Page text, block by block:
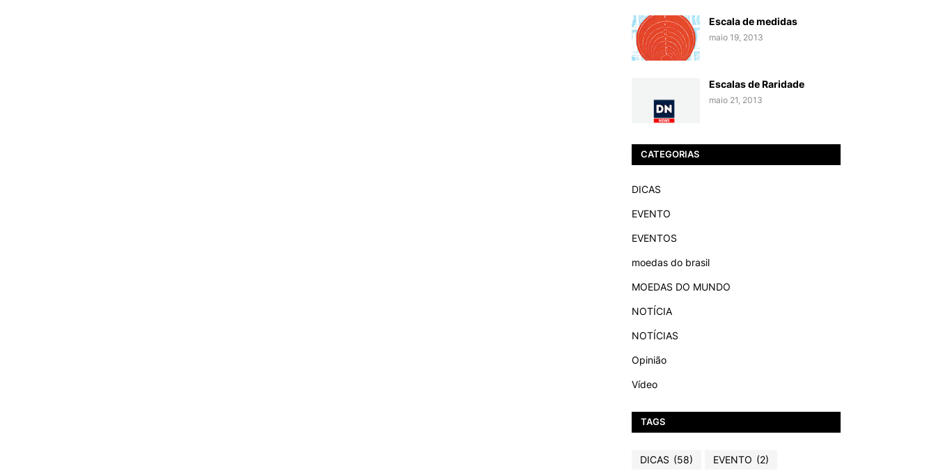
Escala de medidas
maio 19, 2013
Escalas de Raridade
maio 21, 2013
CATEGORIAS
DICAS
EVENTO
EVENTOS
moedas do brasil
MOEDAS DO MUNDO
NOTÍCIA
NOTÍCIAS
Opinião
Vídeo
TAGS
DICAS (58) EVENTO (2)